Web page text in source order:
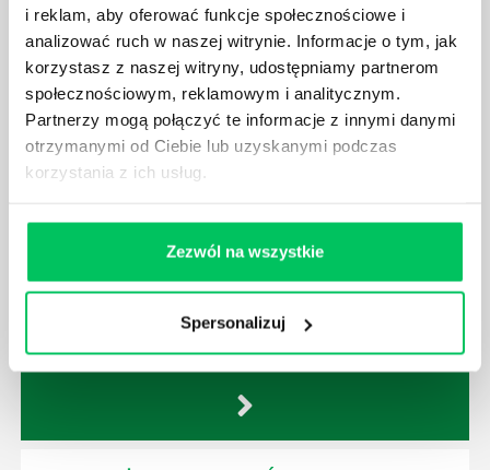
i reklam, aby oferować funkcje społecznościowe i
analizować ruch w naszej witrynie. Informacje o tym, jak
korzystasz z naszej witryny, udostępniamy partnerom
społecznościowym, reklamowym i analitycznym.
Partnerzy mogą połączyć te informacje z innymi danymi
otrzymanymi od Ciebie lub uzyskanymi podczas
korzystania z ich usług.
Zezwól na wszystkie
Spersonalizuj
Czy taka wycinka drzew musi być gdziekolwiek
zgłaszana? Jak to w zasadzie dokładniej wygląda?
Czy z prywatnej posesji można wyciąć cokolwiek?
ustawodawstwie polskim. Na czym dokładniej ono
polega? Kogo w zasadzie obowiązuje? Jak wygląda
odpowiemy pokrótce poniżej.